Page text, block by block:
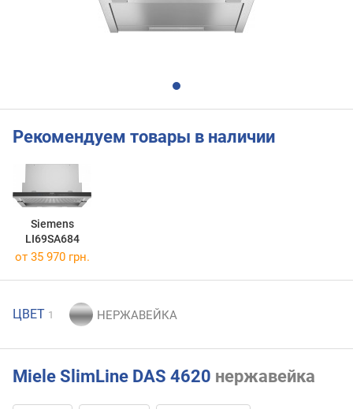
Рекомендуем товары в наличии
Siemens
LI69SA684
от 35 970 грн.
ЦВЕТ 1
Miele SlimLine DAS 4620 нержавейка